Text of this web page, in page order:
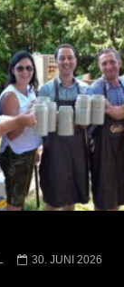
30. JUNI 2026